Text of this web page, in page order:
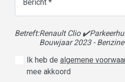
Betreft:Renault Clio
Bouwjaar 2023 -
Ik heb de algemene
mee akkoord